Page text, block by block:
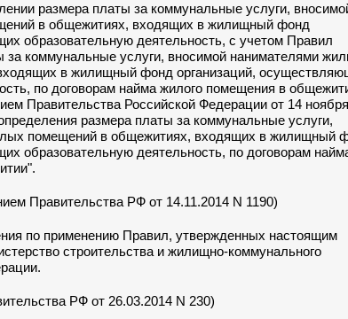
размера платы за коммунальные услуги,
в общежитиях, входящих в жилищный фонд
образовательную деятельность, с учетом Правил
за коммунальные услуги, вносимой нанимателями
в жилищный фонд организаций,
по договорам найма жилого помещения в
Правительства Российской Федерации от 14 ноября
размера платы за коммунальные услуги,
помещений в общежитиях, входящих в жилищный
образовательную деятельность, по договорам
Правительства РФ от 14.11.2014 N 1190)
по применению Правил, утвержденных настоящим
строительства и жилищно-коммунального
РФ от 26.03.2014 N 230)